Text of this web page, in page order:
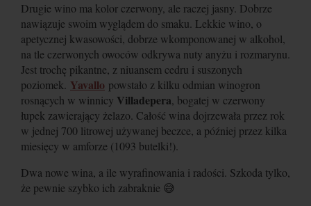
Drugie wino ma kolor czerwony, ale raczej jasny. Dobrze
nawiązuje swoim wyglądem do smaku. Lekkie wino, o
apetycznej kwasowości, dobrze wkomponowanej w alkohol,
na tle czerwonych owoców odkrywa nuty anyżu i rozmarynu.
Jest trochę pikantne, z niuansem cedru i suszonych
poziomek. Yavallo powstało z kilku odmian winogron
rosnących w winnicy Villadepera, bogatej w czerwony
łupek zawierający żelazo. Całość wina dojrzewała przez rok
w jednej 700 litrowej używanej beczce, a później przez kilka
miesięcy w amforze (1093 butelki!).
Dwa nowe wina, a ile wyrafinowania i radości. Szkoda tylko,
że pewnie szybko ich zabraknie 😅